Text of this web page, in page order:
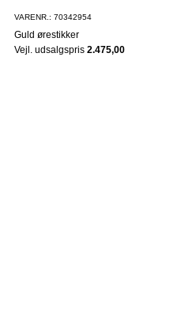
VARENR.: 70342954
Guld ørestikker
Vejl. udsalgspris2.475,00